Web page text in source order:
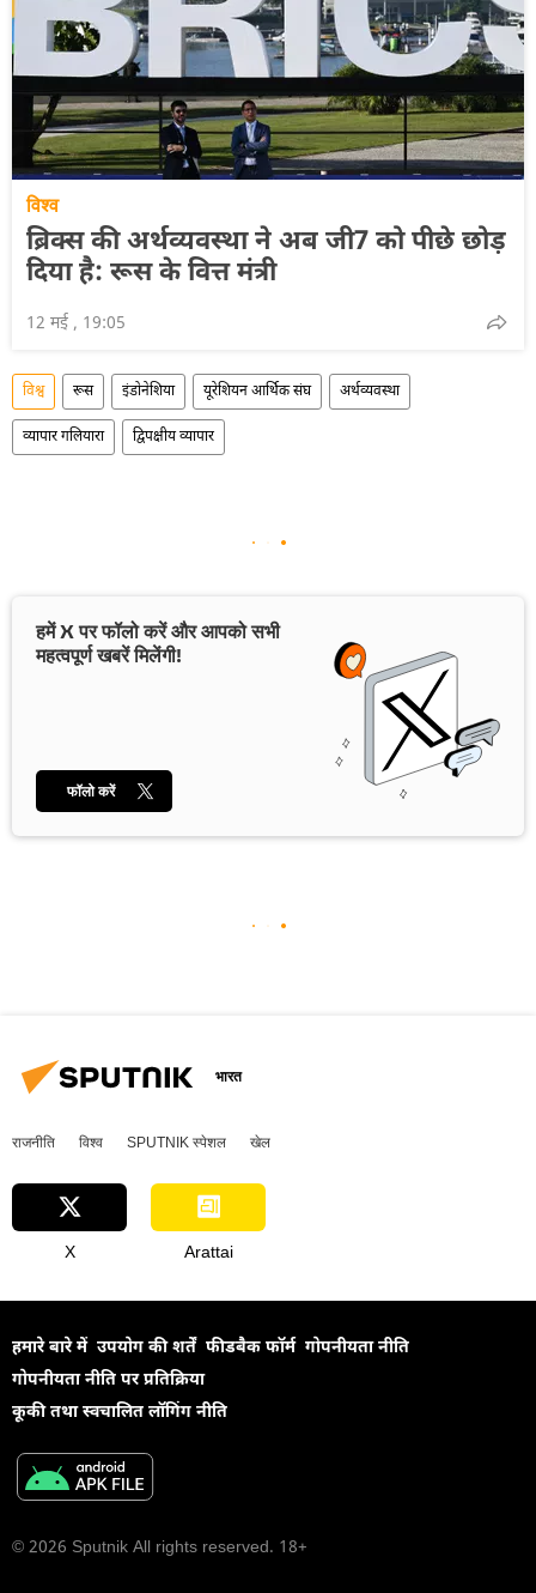
विश्व
ब्रिक्स की अर्थव्यवस्था ने अब जी7 को पीछे छोड़
दिया है: रूस के वित्त मंत्री
12 मई , 19:05
विश्व रूस इंडोनेशिया यूरेशियन आर्थिक संघ अर्थव्यवस्था
व्यापार गलियारा द्विपक्षीय व्यापार
हमें X पर फॉलो करें और आपको सभी
महत्वपूर्ण खबरें मिलेंगी!
फॉलो करें
भारत
राजनीति विश्व SPUTNIK स्पेशल खेल
X Arattai
हमारे बारे में उपयोग की शर्तें फीडबैक फॉर्म गोपनीयता नीति
गोपनीयता नीति पर प्रतिक्रिया
कूकी तथा स्वचालित लॉगिंग नीति
© 2026 Sputnik All rights reserved. 18+